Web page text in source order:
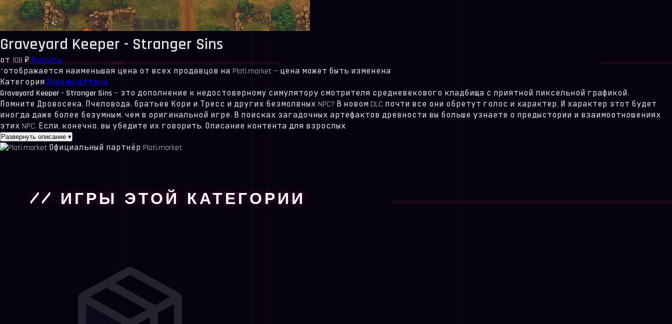
Graveyard Keeper - Stranger Sins
от 108 ₽ Купить
*отображается наименьшая цена от всех продавцов на Plati.market — цена может быть изменена
КатегорияЭкшены/шутеры
Graveyard Keeper - Stranger Sins— это дополнение к недостоверному симулятору смотрителя средневекового кладбища с приятной пиксельной графикой.
Помните Дровосека, Пчеловода, братьев Кори и Тресс и других безмолвных NPC? В новом DLC почти все они обретут голос и характер. И характер этот будет
иногда даже более безумным, чем в оригинальной игре. В поисках загадочных артефактов древности вы больше узнаете о предыстории и взаимоотношениях
этих NPC. Если, конечно, вы убедите их говорить. Описание контента для взрослых
Развернуть описание ▾
Официальный партнёр Plati.market
// ИГРЫ ЭТОЙ КАТЕГОРИИ